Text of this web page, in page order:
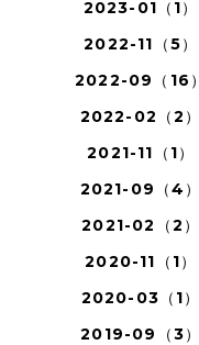
2023-01（1）
2022-11（5）
2022-09（16）
2022-02（2）
2021-11（1）
2021-09（4）
2021-02（2）
2020-11（1）
2020-03（1）
2019-09（3）